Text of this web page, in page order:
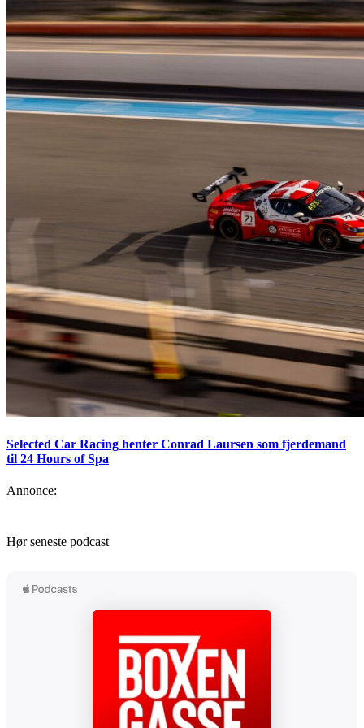
Selected Car Racing henter Conrad Laursen som fjerdemand
til 24 Hours of Spa
Annonce:
Hør seneste podcast